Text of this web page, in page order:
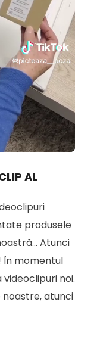
AL
produsele
Atunci
În momentul
noi.
noastre, atunci